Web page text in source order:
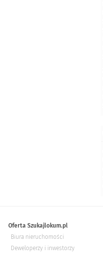
Oferta Szukajlokum.pl
Biura nieruchomości
Deweloperzy i inwestorzy